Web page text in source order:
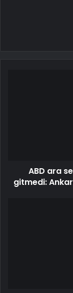
ABD ara
gitmedi: